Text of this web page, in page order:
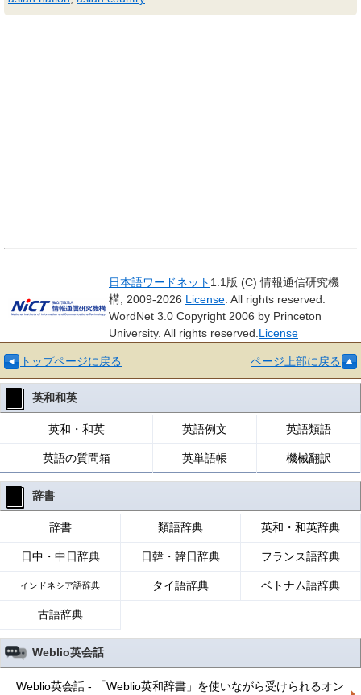
日本語ワードネット 1.1版 (C) 情報通信研究機
構, 2009-2026 License . All rights reserved.
WordNet 3.0 Copyright 2006 by Princeton
University. All rights reserved. License
トップページに戻る ページ上部に戻る
英和和英
英和・和英 英語例文 英語類語
英語の質問箱 英単語帳 機械翻訳
辞書
辞書 類語辞典 英和・和英辞典
日中・中日辞典 日韓・韓日辞典 フランス語辞典
インドネシア語辞典 タイ語辞典 ベトナム語辞典
古語辞典
Weblio英会話
Weblio英会話 - 「Weblio英和辞書」を使いながら受けられるオン